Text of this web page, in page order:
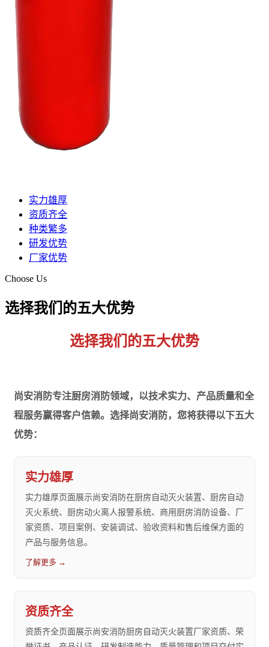
实力雄厚
资质齐全
种类繁多
研发优势
厂家优势
Choose Us
选择我们的五大优势
选择我们的五大优势
尚安消防专注厨房消防领域，以技术实力、产品质量和全
程服务赢得客户信赖。选择尚安消防，您将获得以下五大
优势：
实力雄厚
实力雄厚页面展示尚安消防在厨房自动灭火装置、厨房自动
灭火系统、厨房动火离人报警系统、商用厨房消防设备、厂
家资质、项目案例、安装调试、验收资料和售后维保方面的
产品与服务信息。
了解更多 →
资质齐全
资质齐全页面展示尚安消防厨房自动灭火装置厂家资质、荣